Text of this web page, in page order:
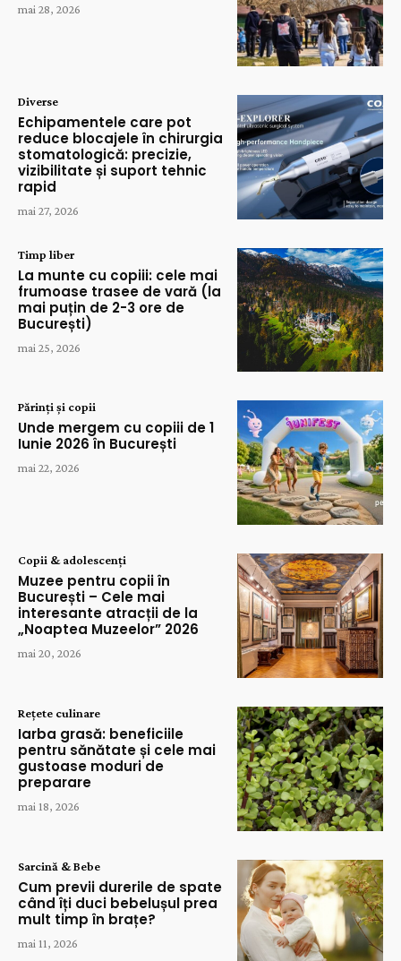
mai 28, 2026
Diverse
Echipamentele care pot
reduce blocajele în chirurgia
stomatologică: precizie,
vizibilitate și suport tehnic
rapid
mai 27, 2026
Timp liber
La munte cu copiii: cele mai
frumoase trasee de vară (la
mai puțin de 2-3 ore de
București)
mai 25, 2026
Părinți și copii
Unde mergem cu copiii de 1
Iunie 2026 în București
mai 22, 2026
Copii & adolescenți
Muzee pentru copii în
București – Cele mai
interesante atracții de la
„Noaptea Muzeelor” 2026
mai 20, 2026
Rețete culinare
Iarba grasă: beneficiile
pentru sănătate și cele mai
gustoase moduri de
preparare
mai 18, 2026
Sarcină & Bebe
Cum previi durerile de spate
când îți duci bebelușul prea
mult timp în brațe?
mai 11, 2026